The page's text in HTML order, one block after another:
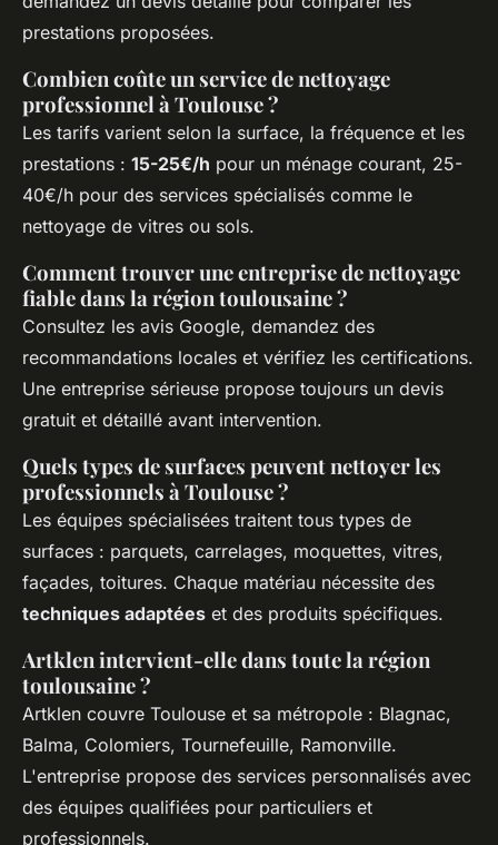
prestations proposées.
Combien coûte un service de nettoyage
professionnel à Toulouse ?
Les tarifs varient selon la surface, la fréquence et les
prestations : 15-25€/h pour un ménage courant, 25-
40€/h pour des services spécialisés comme le
nettoyage de vitres ou sols.
Comment trouver une entreprise de nettoyage
fiable dans la région toulousaine ?
Consultez les avis Google, demandez des
recommandations locales et vérifiez les certifications.
Une entreprise sérieuse propose toujours un devis
gratuit et détaillé avant intervention.
Quels types de surfaces peuvent nettoyer les
professionnels à Toulouse ?
Les équipes spécialisées traitent tous types de
surfaces : parquets, carrelages, moquettes, vitres,
façades, toitures. Chaque matériau nécessite des
techniques adaptées et des produits spécifiques.
Artklen intervient-elle dans toute la région
toulousaine ?
Artklen couvre Toulouse et sa métropole : Blagnac,
Balma, Colomiers, Tournefeuille, Ramonville.
L'entreprise propose des services personnalisés avec
des équipes qualifiées pour particuliers et
professionnels.